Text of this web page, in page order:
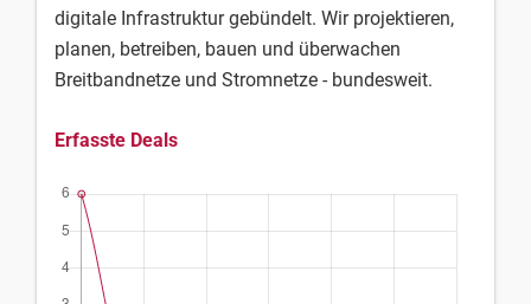
digitale Infrastruktur gebündelt. Wir projektieren,
planen, betreiben, bauen und überwachen
Breitbandnetze und Stromnetze - bundesweit.
Erfasste Deals